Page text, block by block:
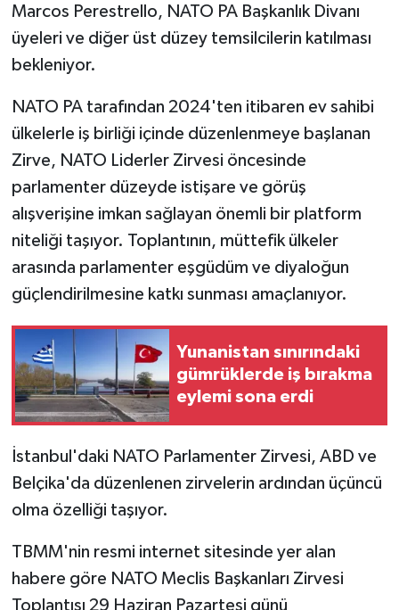
Marcos Perestrello, NATO PA Başkanlık Divanı
üyeleri ve diğer üst düzey temsilcilerin katılması
bekleniyor.
NATO PA tarafından 2024'ten itibaren ev sahibi
ülkelerle iş birliği içinde düzenlenmeye başlanan
Zirve, NATO Liderler Zirvesi öncesinde
parlamenter düzeyde istişare ve görüş
alışverişine imkan sağlayan önemli bir platform
niteliği taşıyor. Toplantının, müttefik ülkeler
arasında parlamenter eşgüdüm ve diyaloğun
güçlendirilmesine katkı sunması amaçlanıyor.
Yunanistan sınırındaki
gümrüklerde iş bırakma
eylemi sona erdi
İstanbul'daki NATO Parlamenter Zirvesi, ABD ve
Belçika'da düzenlenen zirvelerin ardından üçüncü
olma özelliği taşıyor.
TBMM'nin resmi internet sitesinde yer alan
habere göre NATO Meclis Başkanları Zirvesi
Toplantısı 29 Haziran Pazartesi günü